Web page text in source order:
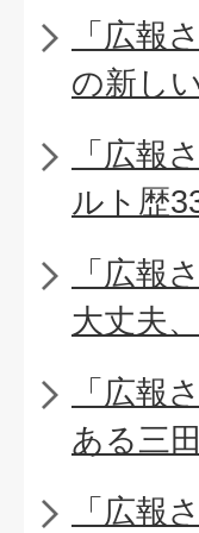
「広報
の新し
「広報
ルト歴
「広報
大丈夫
「広報
ある三
「広報